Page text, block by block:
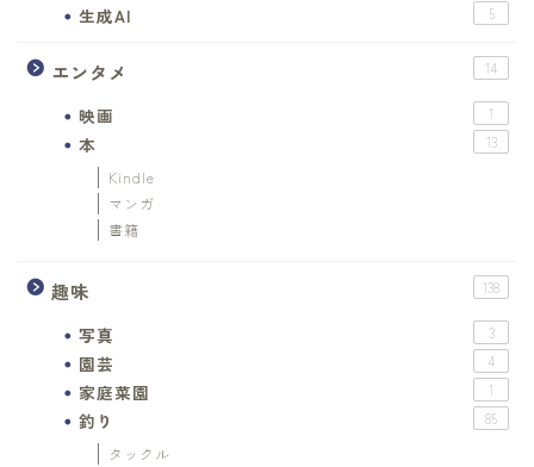
生成AI 5
エンタメ 14
映画 1
本 13
Kindle
マンガ
書籍
趣味 138
写真 3
園芸 4
家庭菜園 1
釣り 85
タックル